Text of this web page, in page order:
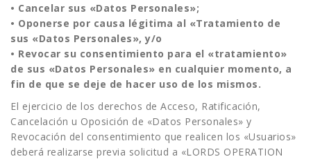
• Cancelar sus «Datos Personales»;
• Oponerse por causa légitima al «Tratamiento de
sus «Datos Personales», y/o
• Revocar su consentimiento para el «tratamiento»
de sus «Datos Personales» en cualquier momento, a
fin de que se deje de hacer uso de los mismos.
El ejercicio de los derechos de Acceso, Ratificación,
Cancelación u Oposición de «Datos Personales» y
Revocación del consentimiento que realicen los «Usuarios»
deberá realizarse previa solicitud a «LORDS OPERATION